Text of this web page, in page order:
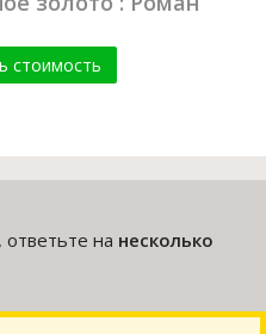
стоимость
, ответьте на несколько